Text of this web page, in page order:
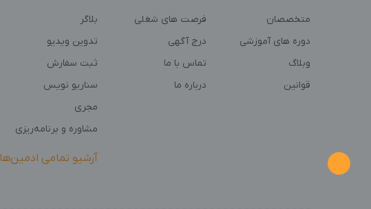
متخصصان
فرصت های شغلی
دوره های آموزشی
درج آگهی
وبلاگ
تماس با ما
قوانین
درباره ما
بلاگر
تدوین ویدیو
ثبت سفارش
سناریو نویس
مجری
مشاوره و برنامه‌ریزی
آرشیو تمامی ادمین‌ها